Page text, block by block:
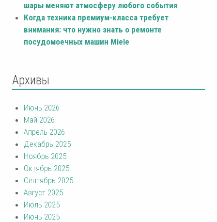
шары меняют атмосферу любого события
Когда техника премиум-класса требует
внимания: что нужно знать о ремонте
посудомоечных машин Miele
Архивы
Июнь 2026
Май 2026
Апрель 2026
Декабрь 2025
Ноябрь 2025
Октябрь 2025
Сентябрь 2025
Август 2025
Июль 2025
Июнь 2025